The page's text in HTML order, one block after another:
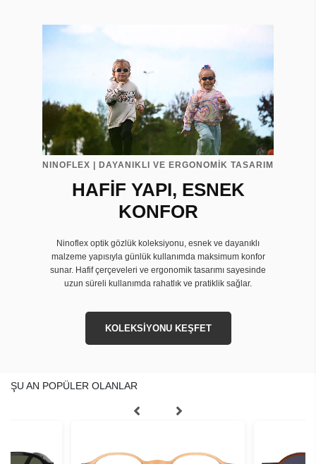
NINOFLEX | DAYANIKLI VE ERGONOMİK TASARIM
HAFİF YAPI, ESNEK
KONFOR
Ninoflex optik gözlük koleksiyonu, esnek ve dayanıklı
malzeme yapısıyla günlük kullanımda maksimum konfor
sunar. Hafif çerçeveleri ve ergonomik tasarımı sayesinde
uzun süreli kullanımda rahatlık ve pratiklik sağlar.
KOLEKSİYONU KEŞFET
ŞU AN POPÜLER OLANLAR